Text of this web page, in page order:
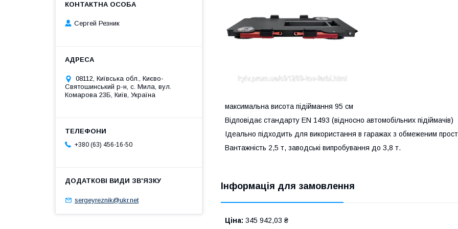
максимальна висота підіймання 95 см
Відповідає стандарту EN 1493 (відносно автомобільних підіймачів)
Ідеально підходить для використання в гаражах з обмеженим
Вантажність 2,5 т, заводські випробування до 3,8 т.
Інформація для замовлення
Ціна: 345 942,03 ₴
Сергей Резник
08112, Київська обл., Києво-
Святошинський р-н, с. Мила, вул.
Комарова 23Б, Київ, Україна
+380 (63) 456-16-50
sergeyreznik@ukr.net